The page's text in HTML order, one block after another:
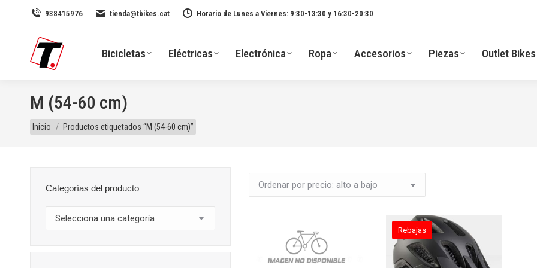
938415976 tienda@tbikes.cat Horario de Lunes a Viernes: 9:30-13:30 y 16:30-20:30
Bicicletas Eléctricas Electrónica Ropa Accesorios Piezas Outlet Bikes
M (54-60 cm)
Estás aquí:
Inicio Productos etiquetados “M (54-60 cm)”
Rebajas
Categorías del producto
Selecciona una categoría